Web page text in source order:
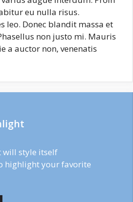
eu nulla risus.
leo. Donec blandit massa et
non justo mi. Mauris
a auctor non, venenatis
will style itself
highlight your favorite